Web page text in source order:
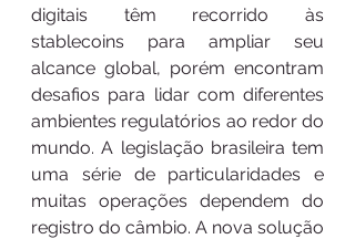
digitais têm recorrido às
stablecoins para ampliar seu
alcance global, porém encontram
desafios para lidar com diferentes
ambientes regulatórios ao redor do
mundo. A legislação brasileira tem
uma série de particularidades e
muitas operações dependem do
registro do câmbio. A nova solução